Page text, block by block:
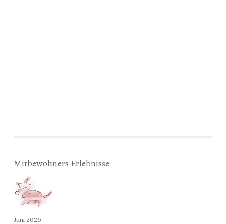
Mitbewohners Erlebnisse
Juni 2026